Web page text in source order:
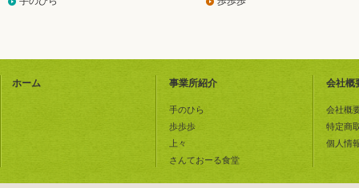
ホーム 事業所紹介
手のひら
歩歩歩
上々
さんておーる食堂
会社概
会社概
特定商
個人情